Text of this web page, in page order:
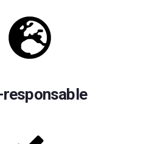
responsable